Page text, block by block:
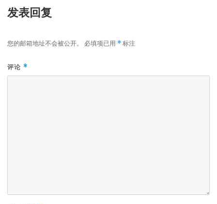
发表回复
您的邮箱地址不会被公开。 必填项已用 *标注
评论 *